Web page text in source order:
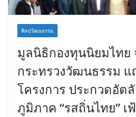
ศิลปวัฒนธรรม
มูลนิธิกองทุนนิยมไทย
กระทรวงวัฒนธรรม แ
โครงการ ประกวดอัต
ภูมิภาค “รสถิ่นไทย” เ